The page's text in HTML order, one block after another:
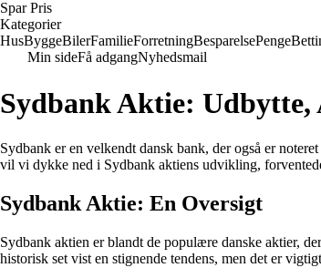
Spar Pris
Kategorier
HusByggeBilerFamilieForretningBesparelsePenge
Min sideFå adgangNyhedsmail
Sydbank Aktie: Udbytte,
Sydbank er en velkendt dansk bank, der også er
vil vi dykke ned i Sydbank aktiens udvikling,
Sydbank Aktie: En Oversigt
Sydbank aktien er blandt de populære danske aktier,
historisk set vist en stignende tendens, men det er